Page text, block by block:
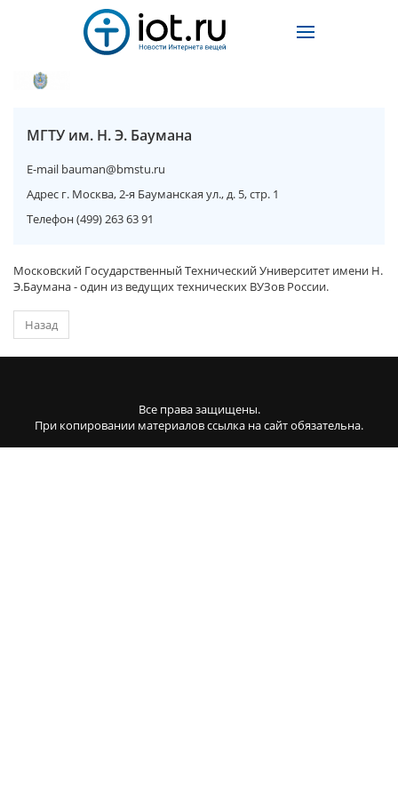
МГТУ им. Н. Э. Баумана
E-mail bauman@bmstu.ru
Адрес г. Москва, 2-я Бауманская ул., д. 5, стр. 1
Телефон(499) 263 63 91
Московский Государственный Технический Университет имени Н.
Э.Баумана - один из ведущих технических ВУЗов России.
Назад
Все права защищены.
При копировании материалов ссылка на сайт обязательна.